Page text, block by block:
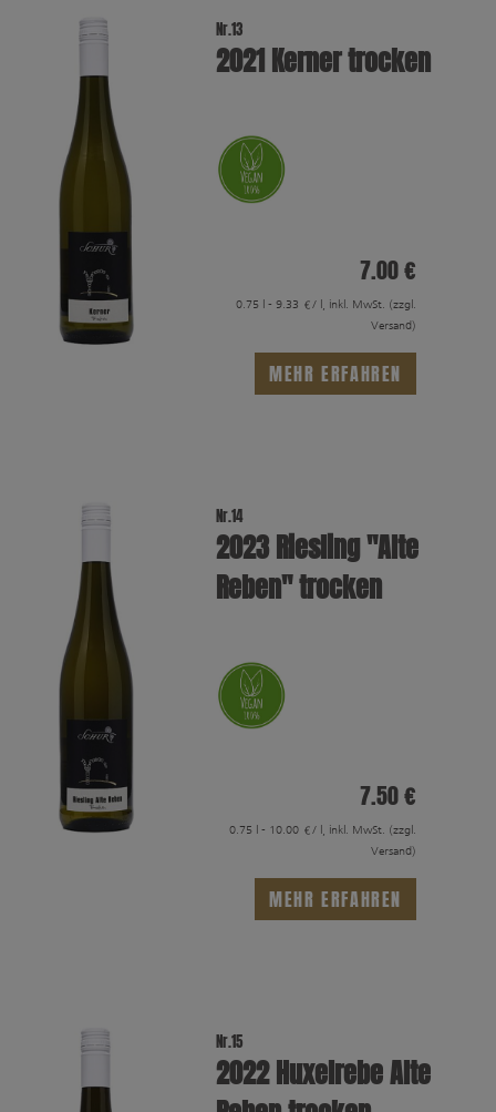
Nr.13
2021 Kerner trocken
7.00 €
0.75 l - 9.33 €/ l, inkl. MwSt. (zzgl.
Versand)
MEHR ERFAHREN
Nr.14
2023 Riesling "Alte
Reben" trocken
7.50 €
0.75 l - 10.00 €/ l, inkl. MwSt. (zzgl.
Versand)
MEHR ERFAHREN
Nr.15
2022 Huxelrebe Alte